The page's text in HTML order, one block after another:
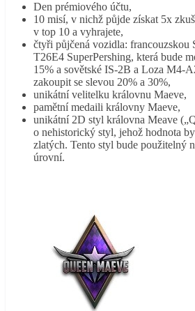
Den prémiového účtu,
10 misí, v nichž půjde získat 5x
v top 10 a vyhrajete,
čtyři půjčená vozidla: francouzskou
T26E4 SuperPershing, která bude
15% a sovětské IS-2B a Loza M4-
zakoupit se slevou 20% a 30%,
unikátní velitelku královnu Maeve,
pamětní medaili královny Maeve,
unikátní 2D styl královna Meave
o nehistorický styl, jehož hodnota
zlatých. Tento styl bude použitelný
úrovní.